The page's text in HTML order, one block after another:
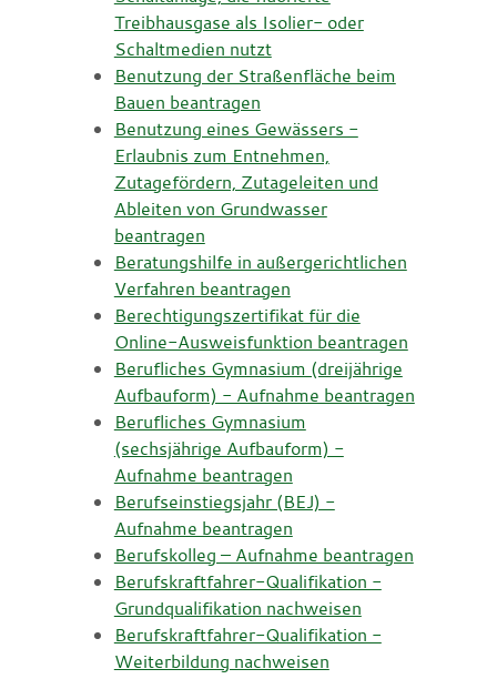
Treibhausgase als Isolier- oder
Schaltmedien nutzt
Benutzung der Straßenfläche beim
Bauen beantragen
Benutzung eines Gewässers -
Erlaubnis zum Entnehmen,
Zutagefördern, Zutageleiten und
Ableiten von Grundwasser
beantragen
Beratungshilfe in außergerichtlichen
Verfahren beantragen
Berechtigungszertifikat für die
Online-Ausweisfunktion beantragen
Berufliches Gymnasium (dreijährige
Aufbauform) - Aufnahme beantragen
Berufliches Gymnasium
(sechsjährige Aufbauform) -
Aufnahme beantragen
Berufseinstiegsjahr (BEJ) -
Aufnahme beantragen
Berufskolleg – Aufnahme beantragen
Berufskraftfahrer-Qualifikation -
Grundqualifikation nachweisen
Berufskraftfahrer-Qualifikation -
Weiterbildung nachweisen